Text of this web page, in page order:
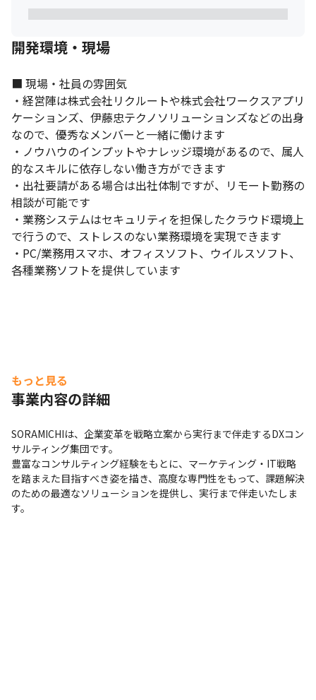
開発環境・現場
■ 現場・社員の雰囲気
・経営陣は株式会社リクルートや株式会社ワークスアプリ
ケーションズ、伊藤忠テクノソリューションズなどの出身
なので、優秀なメンバーと一緒に働けます
・ノウハウのインプットやナレッジ環境があるので、属人
的なスキルに依存しない働き方ができます
・出社要請がある場合は出社体制ですが、リモート勤務の
相談が可能です
・業務システムはセキュリティを担保したクラウド環境上
で行うので、ストレスのない業務環境を実現できます
・PC/業務用スマホ、オフィスソフト、ウイルスソフト、
各種業務ソフトを提供しています
もっと見る
事業内容の詳細
SORAMICHIは、企業変革を戦略立案から実行まで伴走するDXコン
サルティング集団です。
豊富なコンサルティング経験をもとに、マーケティング・IT戦略
を踏まえた目指すべき姿を描き、高度な専門性をもって、課題解決
のための最適なソリューションを提供し、実行まで伴走いたしま
す。